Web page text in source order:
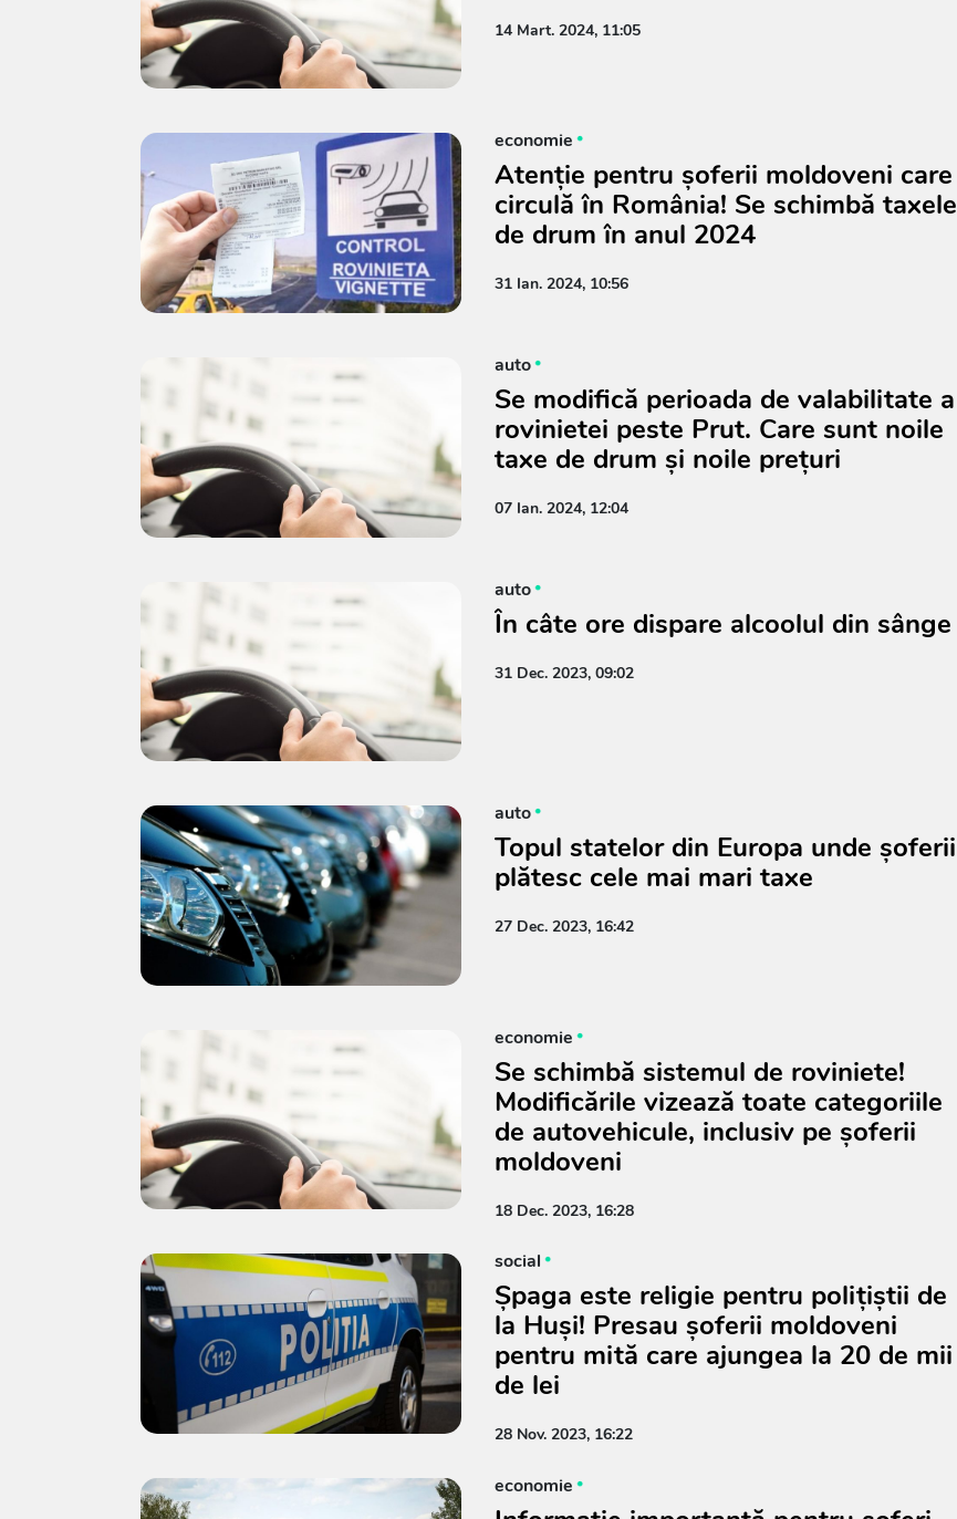
14 Mart. 2024, 11:05
economie
Atenție pentru șoferii moldoveni care
circulă în România! Se schimbă taxele
de drum în anul 2024
31 Ian. 2024, 10:56
auto
Se modifică perioada de valabilitate a
rovinietei peste Prut. Care sunt noile
taxe de drum și noile prețuri
07 Ian. 2024, 12:04
auto
În câte ore dispare alcoolul din sânge
31 Dec. 2023, 09:02
auto
Topul statelor din Europa unde șoferii
plătesc cele mai mari taxe
27 Dec. 2023, 16:42
economie
Se schimbă sistemul de roviniete!
Modificările vizează toate categoriile
de autovehicule, inclusiv pe șoferii
moldoveni
18 Dec. 2023, 16:28
social
Șpaga este religie pentru polițiștii de
la Huși! Presau șoferii moldoveni
pentru mită care ajungea la 20 de mii
de lei
28 Nov. 2023, 16:22
economie